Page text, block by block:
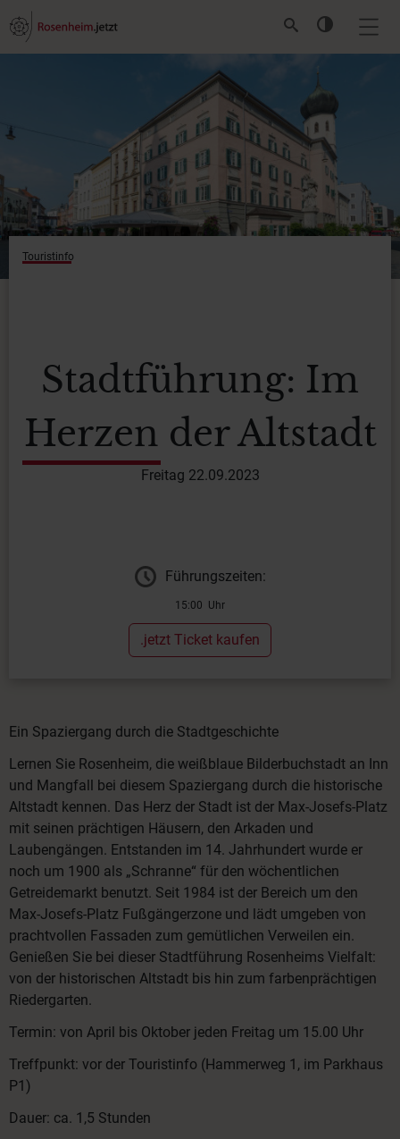
Touristinfo
Stadtführung: Im
Herzen der Altstadt
Freitag 22.09.2023
Führungszeiten:
15:00 Uhr
.jetzt Ticket kaufen
Ein Spaziergang durch die Stadtgeschichte
Lernen Sie Rosenheim, die weißblaue Bilderbuchstadt an Inn
und Mangfall bei diesem Spaziergang durch die historische
Altstadt kennen. Das Herz der Stadt ist der Max-Josefs-Platz
mit seinen prächtigen Häusern, den Arkaden und
Laubengängen. Entstanden im 14. Jahrhundert wurde er
noch um 1900 als „Schranne“ für den wöchentlichen
Getreidemarkt benutzt. Seit 1984 ist der Bereich um den
Max-Josefs-Platz Fußgängerzone und lädt umgeben von
prachtvollen Fassaden zum gemütlichen Verweilen ein.
Genießen Sie bei dieser Stadtführung Rosenheims Vielfalt:
von der historischen Altstadt bis hin zum farbenprächtigen
Riedergarten.
Termin: von April bis Oktober jeden Freitag um 15.00 Uhr
Treffpunkt: vor der Touristinfo (Hammerweg 1, im Parkhaus
P1)
Dauer: ca. 1,5 Stunden